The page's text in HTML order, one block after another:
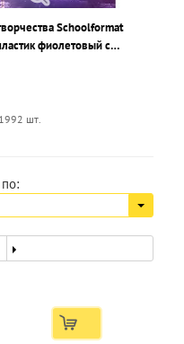
Schoolformat
фиолетовый с
шт.